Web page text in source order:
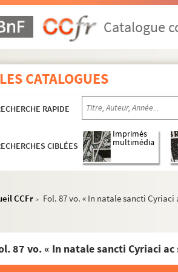
Catalogue
LES CATALOGUES
RAPIDE
CIBLÉES
Imprimés
multimédia
CCFr > Fol. 87 vo. « In natale sancti
Fol. 16. « Passio beati Vincentii levite...
Fol. 24 vo. « Passio sancte Agathe
Fol. 33 vo. « Vita sancti Benedicti abbatis.
Fol. 37 vo. « Passio sancti Marci
Fol. 39. « Assumptio beati Philippi
Fol. 41. « In inventione sancte crucis. In
Fol. 43 vo. « Passio sanctorum martyrum
Fol. 44 vo. « In natale beati Herasmi
Fol. 48. « In natale sanctorum Marci et
Fol. 48 vo. « Revelatio quam vidit beatus